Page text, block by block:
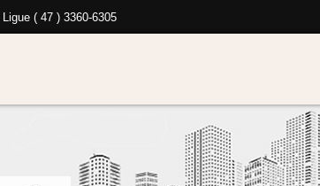
( 47 ) 3360-6305